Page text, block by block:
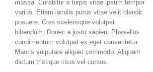
massa. Curabitur a turpis vitae ipsum tempor
varius. Etiam iaculis purus vitae velit blandit
posuere. Cras scelerisque volutpat
bibendum. Donec a justo sapien. Phasellus
condimentum volutpat ex eget consectetur.
Mauris vulputate aliquet commodo. Aliquam
dictum tristique risus vel cursus.